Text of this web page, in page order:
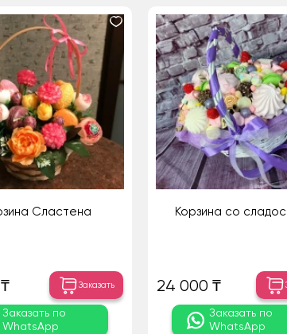
Сластена
Заказать
Заказать по
WhatsApp
Корзина со
24 000 ₸
Заказать по
WhatsApp